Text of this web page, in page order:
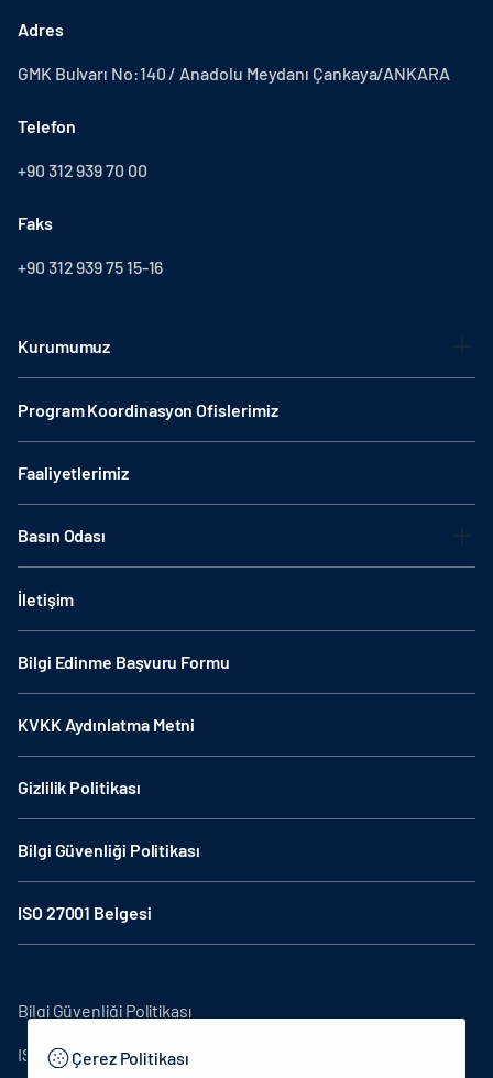
Adres
GMK Bulvarı No:140 / Anadolu Meydanı Çankaya/ANKARA
Telefon
+90 312 939 70 00
Faks
+90 312 939 75 15-16
Kurumumuz
Program Koordinasyon Ofislerimiz
Faaliyetlerimiz
Basın Odası
İletişim
Bilgi Edinme Başvuru Formu
KVKK Aydınlatma Metni
Gizlilik Politikası
Bilgi Güvenliği Politikası
ISO 27001 Belgesi
Bilgi Güvenliği Politikası
ISO27001Çerez Politikası